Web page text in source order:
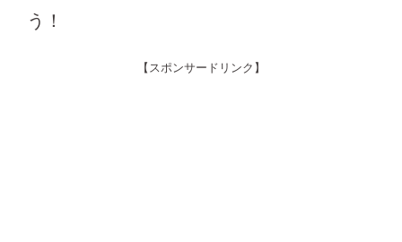
う！
【スポンサードリンク】